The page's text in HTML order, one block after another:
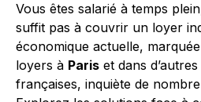
Vous êtes salarié à temps
suffit pas à couvrir un loyer
économique actuelle,
loyers à Paris et dans
françaises, inquiète de